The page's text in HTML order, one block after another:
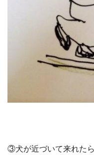
③犬が近づいて来れた